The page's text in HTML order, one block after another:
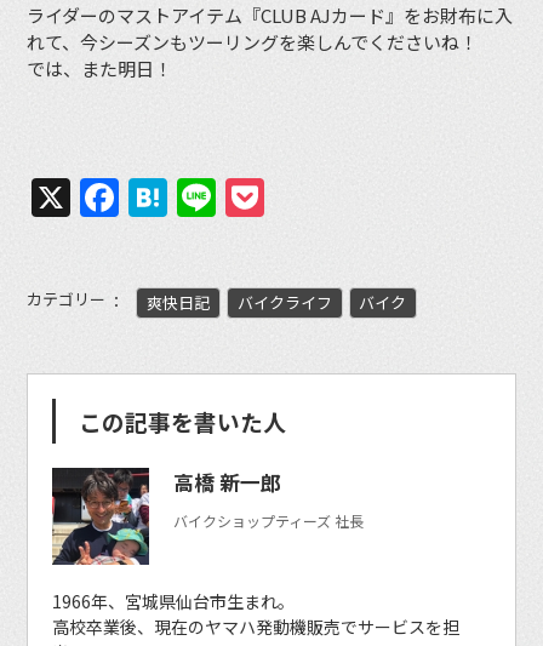
ライダーのマストアイテム『CLUB AJカード』をお財布に入
れて、今シーズンもツーリングを楽しんでくださいね！
では、また明日！
X Facebook
Hatena
Line
カテゴリー 爽快日記 バイクライフ バイク
この記事を書いた人
高橋 新一郎
バイクショップティーズ 社長
1966年、宮城県仙台市生まれ。
高校卒業後、現在のヤマハ発動機販売でサービスを担